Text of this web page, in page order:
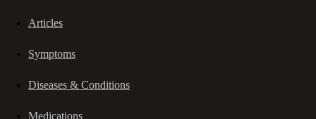
Articles
Symptoms
Diseases & Conditions
Medications